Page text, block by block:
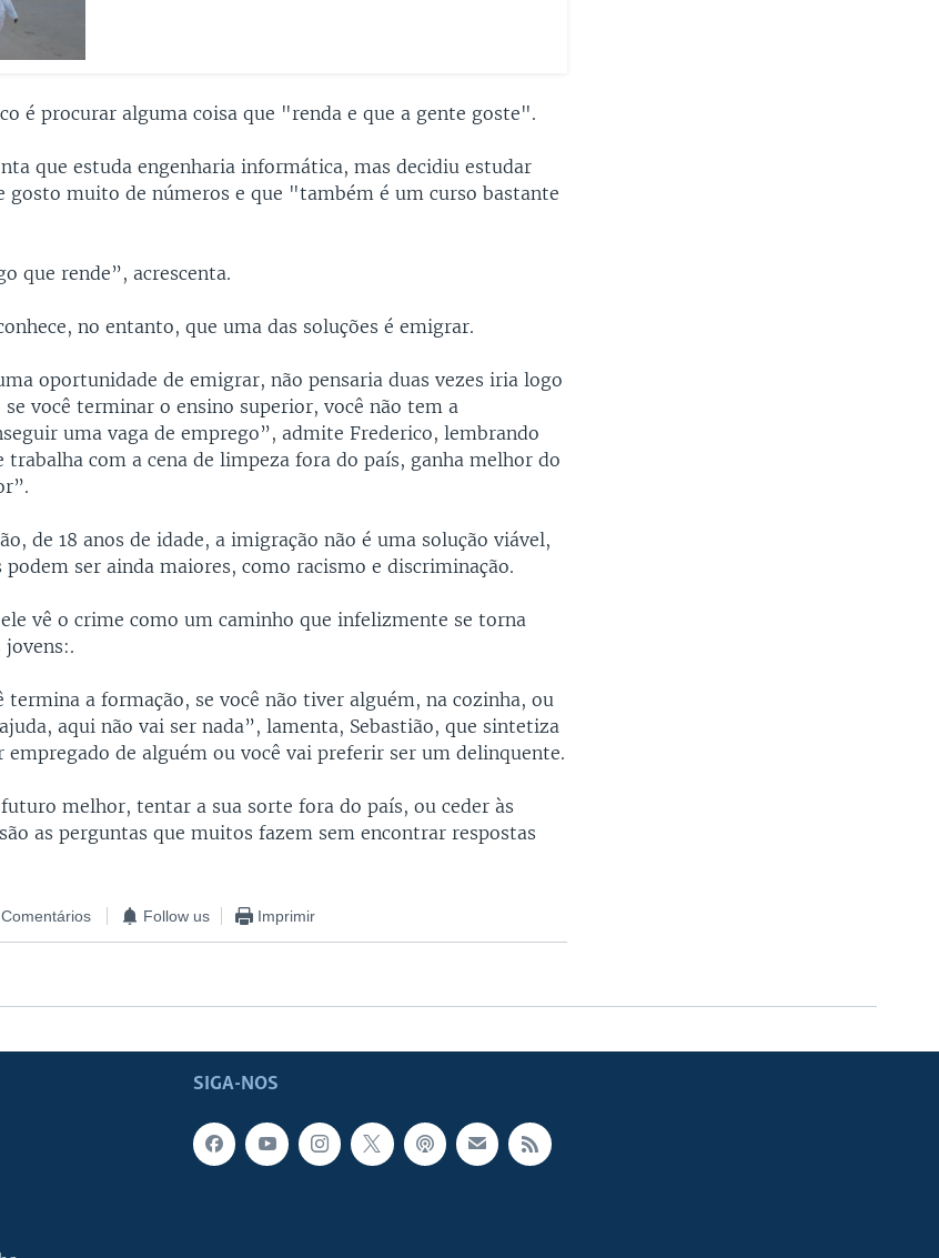
é procurar alguma coisa que "renda e que a gente goste".
que estuda engenharia informática, mas decidiu estudar
gosto muito de números e que "também é um curso bastante
que rende”, acrescenta.
no entanto, que uma das soluções é emigrar.
oportunidade de emigrar, não pensaria duas vezes iria logo
você terminar o ensino superior, você não tem a
uma vaga de emprego”, admite Frederico, lembrando
trabalha com a cena de limpeza fora do país, ganha melhor do
de 18 anos de idade, a imigração não é uma solução viável,
ser ainda maiores, como racismo e discriminação.
vê o crime como um caminho que infelizmente se torna
jovens:.
termina a formação, se você não tiver alguém, na cozinha, ou
aqui não vai ser nada”, lamenta, Sebastião, que sintetiza
empregado de alguém ou você vai preferir ser um delinquente.
melhor, tentar a sua sorte fora do país, ou ceder às
as perguntas que muitos fazem sem encontrar respostas
Follow us Imprimir
SIGA-NOS